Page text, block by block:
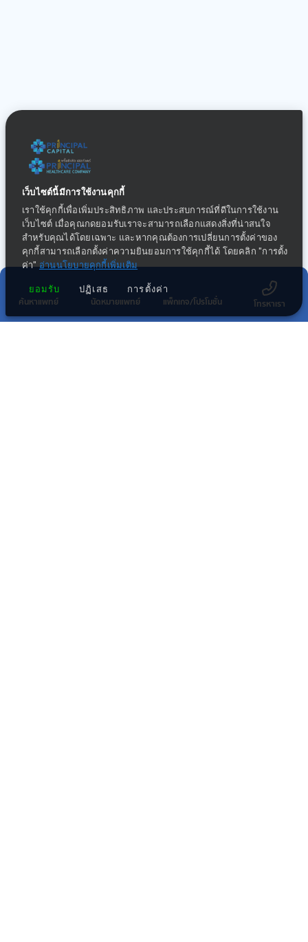
ค้นหาแพทย์ นัดหมายแพทย์ แพ็กเกจ/โปรโมชั่น โทรหาเรา
เว็บไซต์นี้มีการใช้งานคุกกี้
เราใช้คุกกี้เพื่อเพิ่มประสิทธิภาพ และประสบการณ์ที่ดีในการใช้งาน
เว็บไซต์ เมื่อคุณกดยอมรับเราจะสามารถเลือกแสดงสิ่งที่น่าสนใจ
สำหรับคุณได้โดยเฉพาะ และหากคุณต้องการเปลี่ยนการตั้งค่าของ
คุกกี้สามารถเลือกตั้งค่าความยินยอมการใช้คุกกี้ได้ โดยคลิก "การตั้ง
ค่า"อ่านนโยบายคุกกี้เพิ่มเติม
ยอมรับ ปฏิเสธ การตั้งค่า